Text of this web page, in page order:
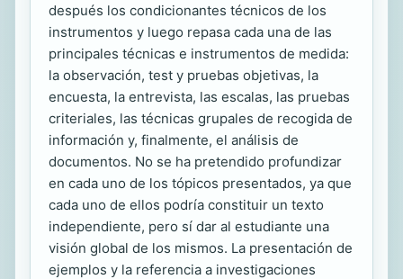
después los condicionantes técnicos de los
instrumentos y luego repasa cada una de las
principales técnicas e instrumentos de medida:
la observación, test y pruebas objetivas, la
encuesta, la entrevista, las escalas, las pruebas
criteriales, las técnicas grupales de recogida de
información y, finalmente, el análisis de
documentos. No se ha pretendido profundizar
en cada uno de los tópicos presentados, ya que
cada uno de ellos podría constituir un texto
independiente, pero sí dar al estudiante una
visión global de los mismos. La presentación de
ejemplos y la referencia a investigaciones